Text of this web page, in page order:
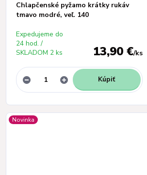
Chlapčenské pyžamo krátky rukáv
tmavo modré, veľ. 140
13,90 €/ks
Expedujeme do
24 hod. /
SKLADOM 2 ks
Kúpiť
Novinka